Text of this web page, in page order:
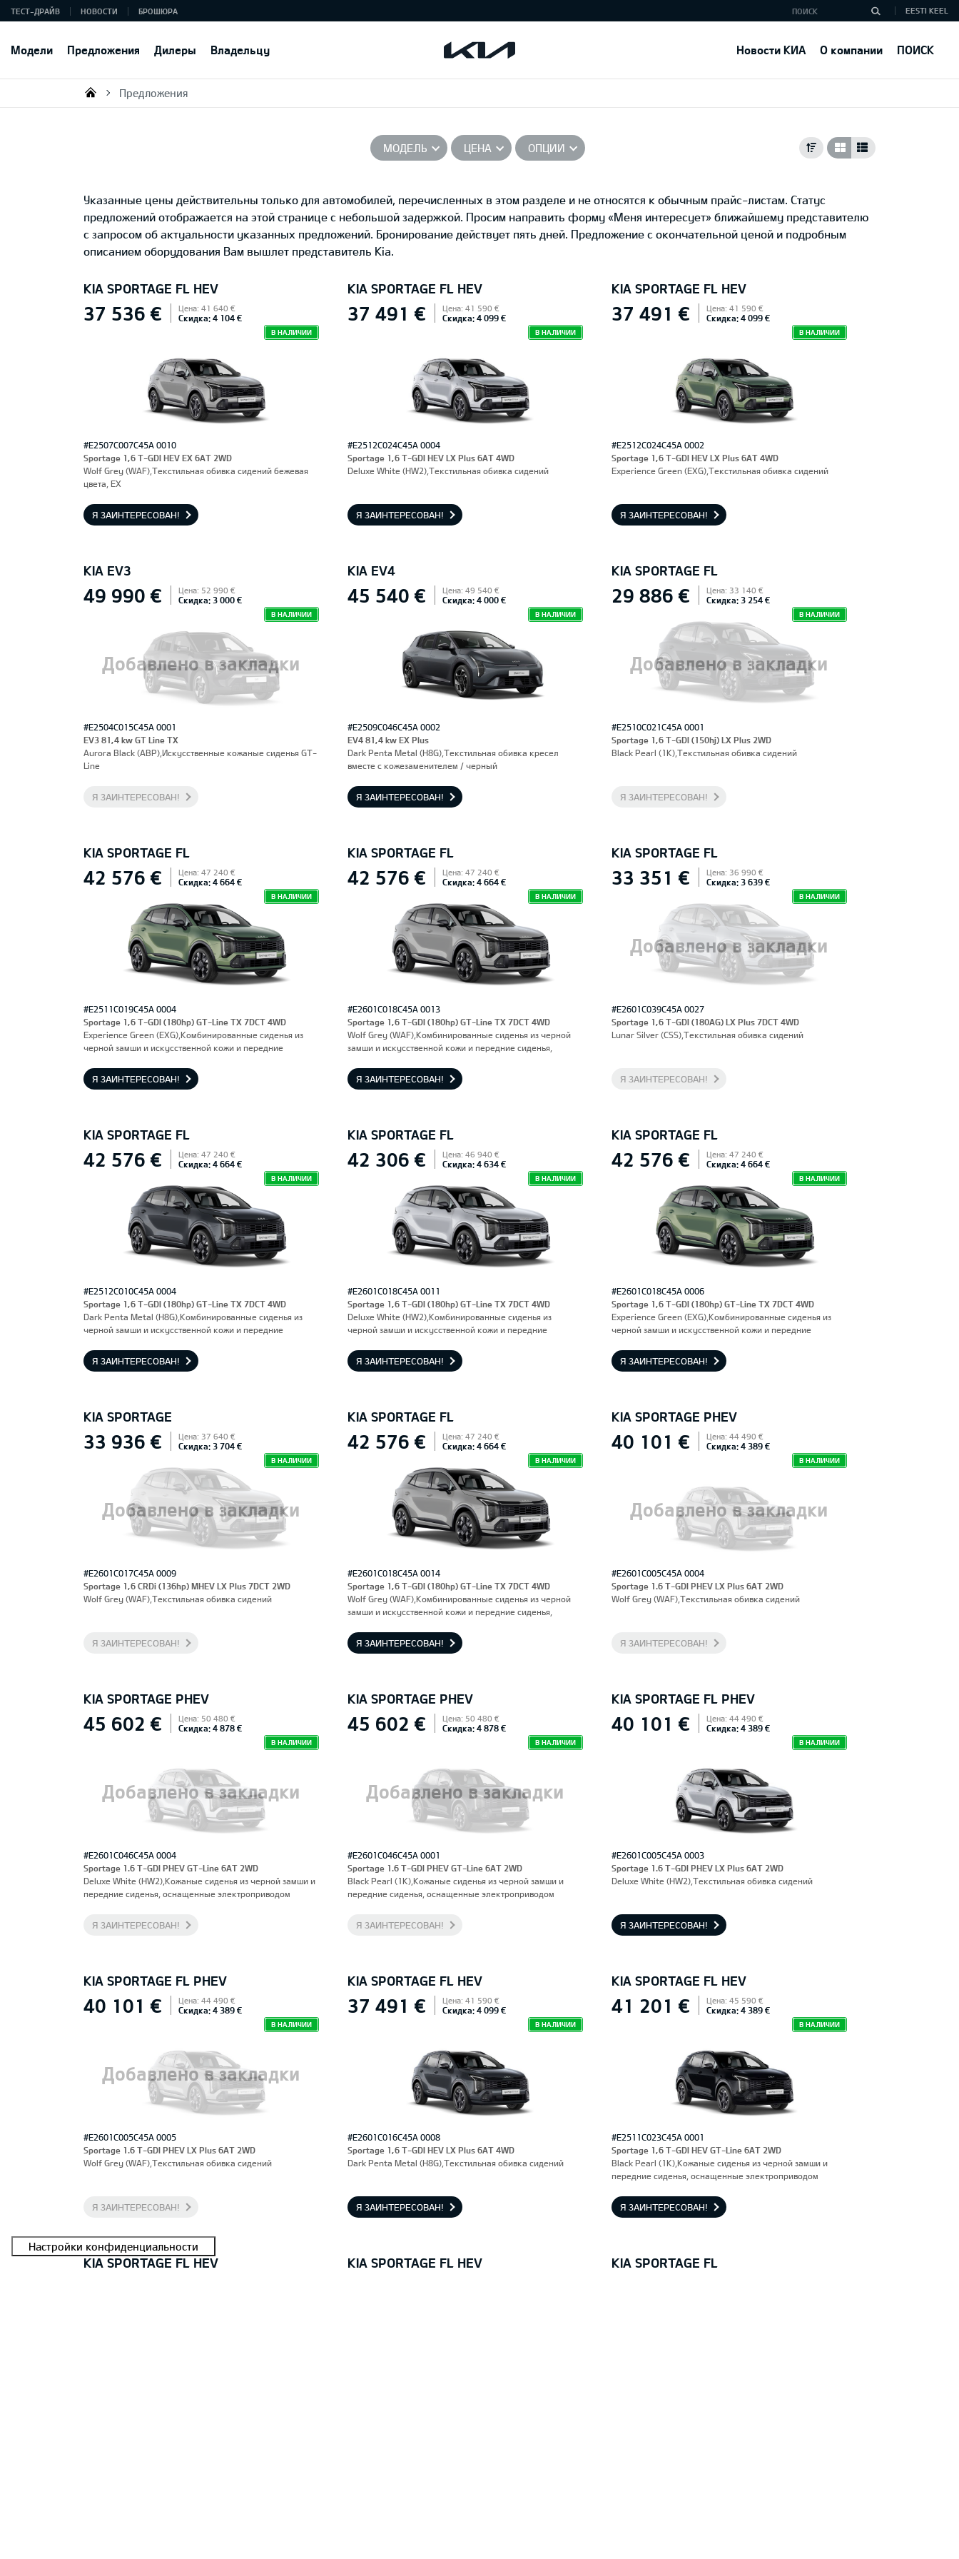
Модели Предложения Дилеры Владельцу Новости КИА О компании ПОИСК
ТЕСТ-ДРАЙВ НОВОСТИ БРОШЮРА EESTI KEEL
KIA AUTO AS
Предложения
МОДЕЛЬ ЦЕНА ОПЦИИ
Указанные цены действительны только для автомобилей, перечисленных в этом разделе и не относятся к обычным прайс-листам. Статус
предложений отображается на этой странице с небольшой задержкой. Просим направить форму «Меня интересует» ближайшему представителю
с запросом об актуальности указанных предложений. Бронирование действует пять дней. Предложение с окончательной ценой и подробным
описанием оборудования Вам вышлет представитель Kia.
KIA SPORTAGE FL HEV
37 536 € Цена: 41 640 €
Скидка: 4 104 €
В НАЛИЧИИ
#E2507C007C45A 0010
Sportage 1,6 T-GDI HEV EX 6AT 2WD
Wolf Grey (WAF),Текстильная обивка сидений бежевая
цвета, EX
Я ЗАИНТЕРЕСОВАН!
KIA SPORTAGE FL HEV
37 491 € Цена: 41 590 €
Скидка: 4 099 €
В НАЛИЧИИ
#E2512C024C45A 0004
Sportage 1,6 T-GDI HEV LX Plus 6AT 4WD
Deluxe White (HW2),Текстильная обивка сидений
Я ЗАИНТЕРЕСОВАН!
KIA SPORTAGE FL HEV
37 491 € Цена: 41 590 €
Скидка: 4 099 €
В НАЛИЧИИ
#E2512C024C45A 0002
Sportage 1,6 T-GDI HEV LX Plus 6AT 4WD
Experience Green (EXG),Текстильная обивка сидений
Я ЗАИНТЕРЕСОВАН!
KIA EV3
Добавлено в закладки
49 990 € Цена: 52 990 €
Скидка: 3 000 €
В НАЛИЧИИ
#E2504C015C45A 0001
EV3 81,4 kw GT Line TX
Aurora Black (ABP),Искусственные кожаные сиденья GT-
Line
Я ЗАИНТЕРЕСОВАН!
KIA EV4
45 540 € Цена: 49 540 €
Скидка: 4 000 €
В НАЛИЧИИ
#E2509C046C45A 0002
EV4 81,4 kw EX Plus
Dark Penta Metal (H8G),Текстильная обивка кресел
вместе с кожезаменителем / черный
Я ЗАИНТЕРЕСОВАН!
KIA SPORTAGE FL
Добавлено в закладки
29 886 € Цена: 33 140 €
Скидка: 3 254 €
В НАЛИЧИИ
#E2510C021C45A 0001
Sportage 1,6 T-GDI (150hj) LX Plus 2WD
Black Pearl (1K),Текстильная обивка сидений
Я ЗАИНТЕРЕСОВАН!
KIA SPORTAGE FL
42 576 € Цена: 47 240 €
Скидка: 4 664 €
В НАЛИЧИИ
#E2511C019C45A 0004
Sportage 1,6 T-GDI (180hp) GT-Line TX 7DCT 4WD
Experience Green (EXG),Комбинированные сиденья из
черной замши и искусственной кожи и передние
Водительское сиденье с функцией памяти.
Я ЗАИНТЕРЕСОВАН!
KIA SPORTAGE FL
42 576 € Цена: 47 240 €
Скидка: 4 664 €
В НАЛИЧИИ
#E2601C018C45A 0013
Sportage 1,6 T-GDI (180hp) GT-Line TX 7DCT 4WD
Wolf Grey (WAF),Комбинированные сиденья из черной
замши и искусственной кожи и передние сиденья,
Водительское сиденье с функцией памяти.
Я ЗАИНТЕРЕСОВАН!
KIA SPORTAGE FL
Добавлено в закладки
33 351 € Цена: 36 990 €
Скидка: 3 639 €
В НАЛИЧИИ
#E2601C039C45A 0027
Sportage 1,6 T-GDI (180AG) LX Plus 7DCT 4WD
Lunar Silver (CSS),Текстильная обивка сидений
Я ЗАИНТЕРЕСОВАН!
KIA SPORTAGE FL
42 576 € Цена: 47 240 €
Скидка: 4 664 €
В НАЛИЧИИ
#E2512C010C45A 0004
Sportage 1,6 T-GDI (180hp) GT-Line TX 7DCT 4WD
Dark Penta Metal (H8G),Комбинированные сиденья из
черной замши и искусственной кожи и передние
Водительское сиденье с функцией памяти.
Я ЗАИНТЕРЕСОВАН!
KIA SPORTAGE FL
42 306 € Цена: 46 940 €
Скидка: 4 634 €
В НАЛИЧИИ
#E2601C018C45A 0011
Sportage 1,6 T-GDI (180hp) GT-Line TX 7DCT 4WD
Deluxe White (HW2),Комбинированные сиденья из
черной замши и искусственной кожи и передние
Водительское сиденье с функцией памяти.
Я ЗАИНТЕРЕСОВАН!
KIA SPORTAGE FL
42 576 € Цена: 47 240 €
Скидка: 4 664 €
В НАЛИЧИИ
#E2601C018C45A 0006
Sportage 1,6 T-GDI (180hp) GT-Line TX 7DCT 4WD
Experience Green (EXG),Комбинированные сиденья из
черной замши и искусственной кожи и передние
Водительское сиденье с функцией памяти.
Я ЗАИНТЕРЕСОВАН!
KIA SPORTAGE
Добавлено в закладки
33 936 € Цена: 37 640 €
Скидка: 3 704 €
В НАЛИЧИИ
#E2601C017C45A 0009
Sportage 1,6 CRDi (136hp) MHEV LX Plus 7DCT 2WD
Wolf Grey (WAF),Текстильная обивка сидений
Я ЗАИНТЕРЕСОВАН!
KIA SPORTAGE FL
42 576 € Цена: 47 240 €
Скидка: 4 664 €
В НАЛИЧИИ
#E2601C018C45A 0014
Sportage 1,6 T-GDI (180hp) GT-Line TX 7DCT 4WD
Wolf Grey (WAF),Комбинированные сиденья из черной
замши и искусственной кожи и передние сиденья,
Водительское сиденье с функцией памяти.
Я ЗАИНТЕРЕСОВАН!
KIA SPORTAGE PHEV
Добавлено в закладки
40 101 € Цена: 44 490 €
Скидка: 4 389 €
В НАЛИЧИИ
#E2601C005C45A 0004
Sportage 1.6 T-GDI PHEV LX Plus 6AT 2WD
Wolf Grey (WAF),Текстильная обивка сидений
Я ЗАИНТЕРЕСОВАН!
KIA SPORTAGE PHEV
Добавлено в закладки
45 602 € Цена: 50 480 €
Скидка: 4 878 €
В НАЛИЧИИ
#E2601C046C45A 0004
Sportage 1.6 T-GDI PHEV GT-Line 6AT 2WD
Deluxe White (HW2),Кожаные сиденья из черной замши и
передние сиденья, оснащенные электроприводом
Я ЗАИНТЕРЕСОВАН!
KIA SPORTAGE PHEV
Добавлено в закладки
45 602 € Цена: 50 480 €
Скидка: 4 878 €
В НАЛИЧИИ
#E2601C046C45A 0001
Sportage 1.6 T-GDI PHEV GT-Line 6AT 2WD
Black Pearl (1K),Кожаные сиденья из черной замши и
передние сиденья, оснащенные электроприводом
Я ЗАИНТЕРЕСОВАН!
KIA SPORTAGE FL PHEV
40 101 € Цена: 44 490 €
Скидка: 4 389 €
В НАЛИЧИИ
#E2601C005C45A 0003
Sportage 1.6 T-GDI PHEV LX Plus 6AT 2WD
Deluxe White (HW2),Текстильная обивка сидений
Я ЗАИНТЕРЕСОВАН!
KIA SPORTAGE FL PHEV
Добавлено в закладки
40 101 € Цена: 44 490 €
Скидка: 4 389 €
В НАЛИЧИИ
#E2601C005C45A 0005
Sportage 1.6 T-GDI PHEV LX Plus 6AT 2WD
Wolf Grey (WAF),Текстильная обивка сидений
Я ЗАИНТЕРЕСОВАН!
KIA SPORTAGE FL HEV
37 491 € Цена: 41 590 €
Скидка: 4 099 €
В НАЛИЧИИ
#E2601C016C45A 0008
Sportage 1,6 T-GDI HEV LX Plus 6AT 4WD
Dark Penta Metal (H8G),Текстильная обивка сидений
Я ЗАИНТЕРЕСОВАН!
KIA SPORTAGE FL HEV
41 201 € Цена: 45 590 €
Скидка: 4 389 €
В НАЛИЧИИ
#E2511C023C45A 0001
Sportage 1,6 T-GDI HEV GT-Line 6AT 2WD
Black Pearl (1K),Кожаные сиденья из черной замши и
передние сиденья, оснащенные электроприводом
Я ЗАИНТЕРЕСОВАН!
KIA SPORTAGE FL HEV KIA SPORTAGE FL HEV KIA SPORTAGE FL